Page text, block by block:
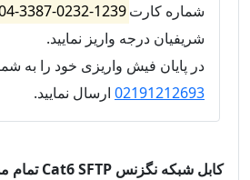
شماره کارت1239-0232-3387-6104
شریفیان درجه واریز نمایید.
در پایان فیش واریزی خود را به
02191212693 ارسال نمایید.
کابل شبکه نگزنس Cat6 SFTP تمام مس